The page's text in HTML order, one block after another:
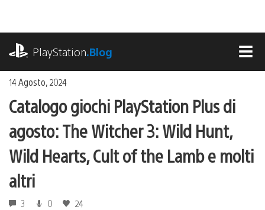
contenuto
PlayStation.Blog
14 Agosto, 2024
Catalogo giochi PlayStation Plus di
agosto: The Witcher 3: Wild Hunt,
Wild Hearts, Cult of the Lamb e molti
altri
3 0 24